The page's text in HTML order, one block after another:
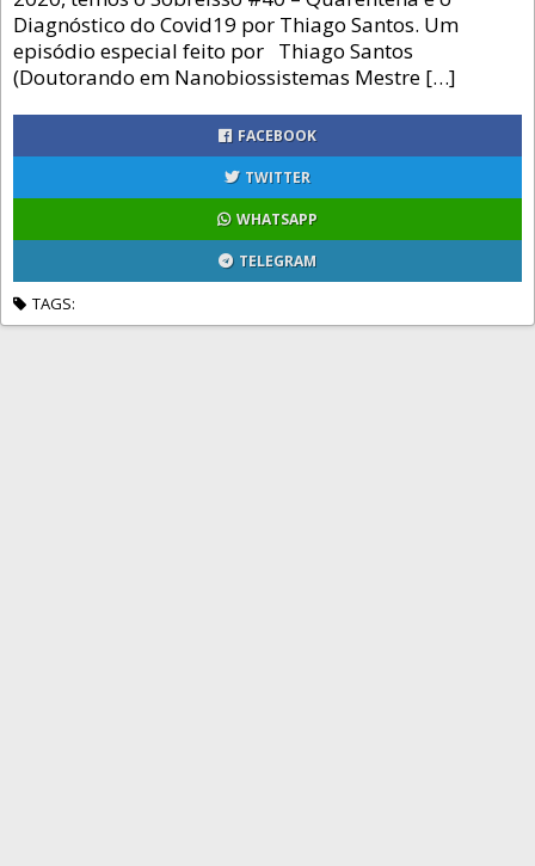
Diagnóstico do Covid19 por Thiago Santos. Um
episódio especial feito por Thiago Santos
(Doutorando em Nanobiossistemas Mestre […]
FACEBOOK
TWITTER
WHATSAPP
TELEGRAM
TAGS: